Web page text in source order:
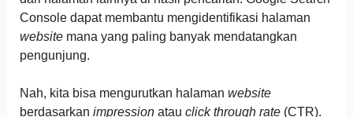
Console dapat membantu mengidentifikasi halaman
websitemana yang paling banyak mendatangkan
pengunjung.
Nah, kita bisa mengurutkan halaman website
berdasarkan impressionatau click through rate(CTR).